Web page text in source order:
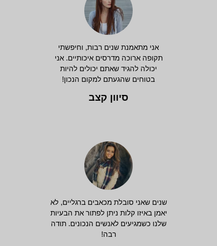
אני מתאמנת שנים רבות, וחיפשתי
תקופה ארוכה מדרסים איכותיים. אני
יכולה להגיד שאתם יכולים להיות
בטוחים שהגעתם למקום הנכון!
סיוון קצב
שנים שאני סובלת מכאבים ברגליים, לא
יאמן באיזו קלות ניתן לפתור את הבעיות
שלנו כשמגיעים לאנשים הנכונים. תודה
רבה!